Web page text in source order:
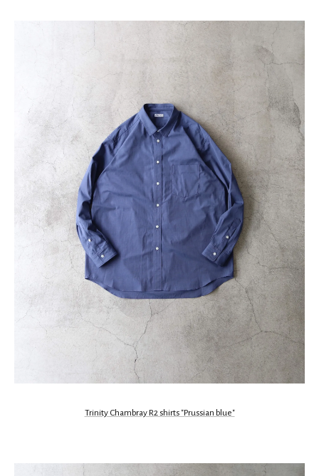
Trinity Chambray R2 shirts "Prussian blue"